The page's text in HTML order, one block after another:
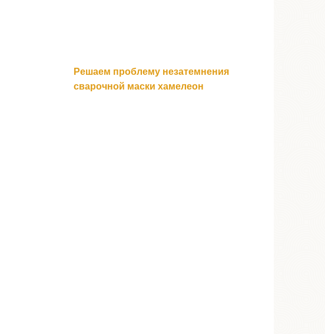
Решаем проблему незатемнения
сварочной маски хамелеон